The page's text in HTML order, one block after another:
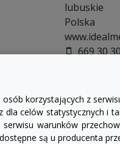
korzystających z
celów statystycznych i
warunków
są u producenta
lubuskie
Polska
smartphone 669 30
NIP: